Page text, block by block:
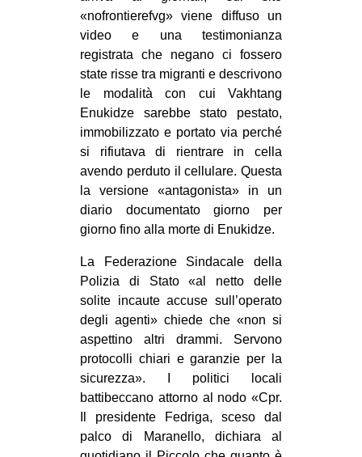
«nofrontierefvg» viene diffuso un
video e una testimonianza
registrata che negano ci fossero
state risse tra migranti e descrivono
le modalità con cui Vakhtang
Enukidze sarebbe stato pestato,
immobilizzato e portato via perché
si rifiutava di rientrare in cella
avendo perduto il cellulare. Questa
la versione «antagonista» in un
diario documentato giorno per
giorno fino alla morte di Enukidze.
La Federazione Sindacale della
Polizia di Stato «al netto delle
solite incaute accuse sull’operato
degli agenti» chiede che «non si
aspettino altri drammi. Servono
protocolli chiari e garanzie per la
sicurezza». I politici locali
battibeccano attorno al nodo «Cpr.
Il presidente Fedriga, sceso dal
palco di Maranello, dichiara al